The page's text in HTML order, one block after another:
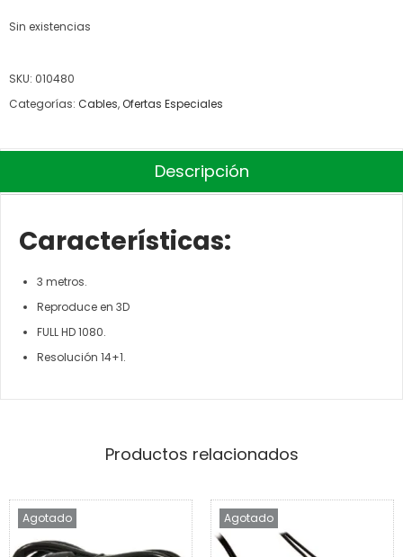
Sin existencias
SKU: 010480
Categorías: Cables,Ofertas Especiales
Descripción
Características:
3 metros.
Reproduce en 3D
FULL HD 1080.
Resolución 14+1.
Productos relacionados
Agotado Agotado